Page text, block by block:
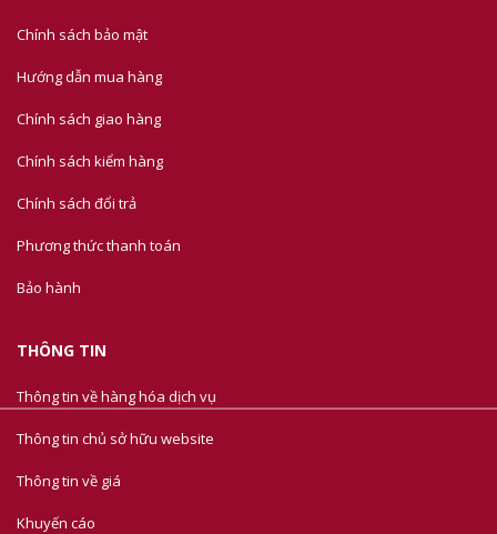
Chính sách bảo mật
Hướng dẫn mua hàng
Chính sách giao hàng
Chính sách kiểm hàng
Chính sách đổi trả
Phương thức thanh toán
Bảo hành
THÔNG TIN
Thông tin về hàng hóa dịch vụ
Thông tin chủ sở hữu website
Thông tin về giá
Khuyến cáo